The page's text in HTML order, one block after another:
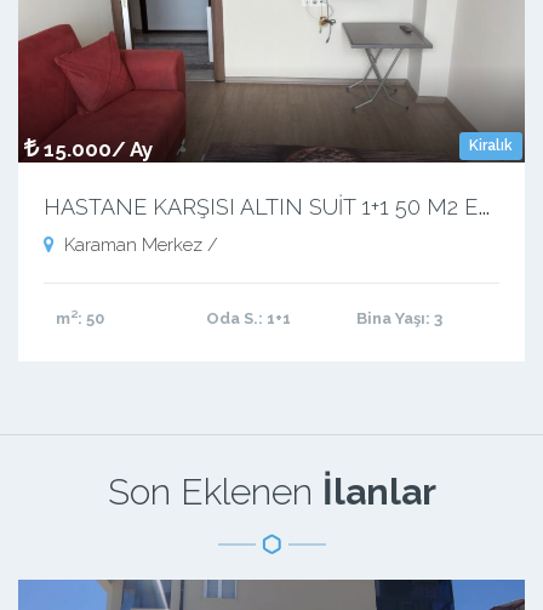
Kiralık
15.000/ Ay
H
ASTANE KARŞISI ALTIN SUİT 1+1 50 M2 EŞYALI APART
Karaman Merkez /
m²: 50 Oda S.: 1+1 Bina Yaşı: 3
Son Eklenen İlanlar